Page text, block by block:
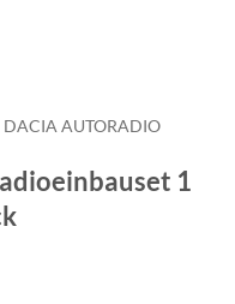
DACIA AUTORADIO
1